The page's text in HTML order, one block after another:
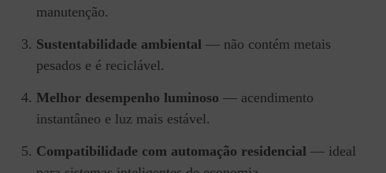
manutenção.
Sustentabilidade ambiental — não contém metais
pesados e é reciclável.
Melhor desempenho luminoso — acendimento
instantâneo e luz mais estável.
Compatibilidade com automação residencial — ideal